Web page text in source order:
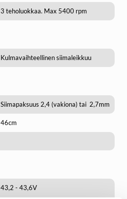
3 teholuokkaa. Max 5400 rpm
Kulmavaihteellinen siimaleikkuu
Siimapaksuus 2,4 (vakiona) tai 2,7mm
46cm
43,2 - 43,6V